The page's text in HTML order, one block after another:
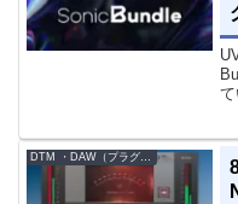
DTM ・DAW（プラグイン、シンセなど）のセール情報